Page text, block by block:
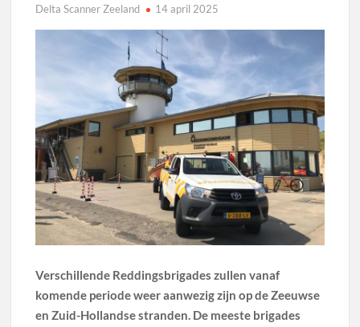
Delta Scanner Zeeland 14 april 2025
Verschillende Reddingsbrigades zullen vanaf
komende periode weer aanwezig zijn op de Zeeuwse
en Zuid-Hollandse stranden. De meeste brigades